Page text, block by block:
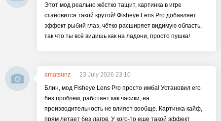
Этот мод реально жёстко тащит, картинка в игре
становится такой крутой! Фisheye Lens Pro добавляет
эффект рыбий глаз, чётко расширяет видимую область,
так что ты всё видишь как на ладони, просто пушка!
amatsunz
23 July 2026 23:10
Блин, мод Fisheye Lens Pro просто имба! Установил его
без проблем, работает как часики, на
производительность не влияет вообще. Картинка кайф,
прям летает без лагов. У кого-то еще такой эффект